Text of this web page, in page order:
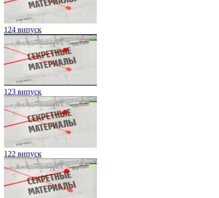
124 випуск
123 випуск
122 випуск